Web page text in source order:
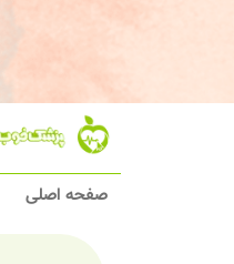
صفحه اصلی